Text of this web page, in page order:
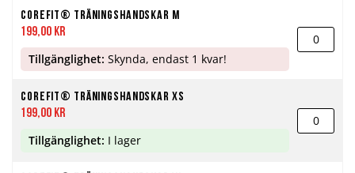
Corefit® Träningshandskar M
199,00 kr
Tillgänglighet: Skynda, endast 1 kvar!
Corefit® Träningshandskar XS
199,00 kr
Tillgänglighet: I lager